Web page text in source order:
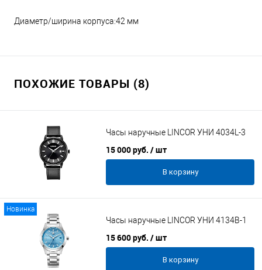
Диаметр/ширина корпуса:42 мм
ПОХОЖИЕ ТОВАРЫ (8)
Часы наручные LINCOR УНИ 4034L-3
15 000 руб. / шт
В корзину
Новинка
Часы наручные LINCOR УНИ 4134B-1
15 600 руб. / шт
В корзину